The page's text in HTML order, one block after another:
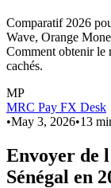
Comparatif 2026
Wave, Orange
Comment obtenir
cachés.
MP
MRC Pay FX Desk
•May 3, 2026•13
Envoyer de
Sénégal en